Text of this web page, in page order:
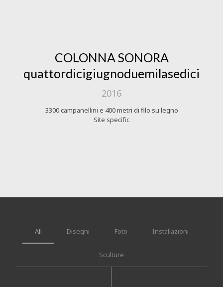
COLONNA SONORA
quattordicigiugnoduemilasedici
2016
3300 campanellini e 400 metri di filo su legno
Site specific
All Disegni Foto Installazioni
Sculture